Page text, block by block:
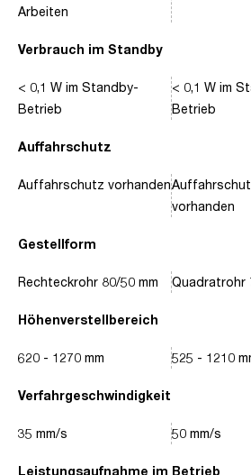
Verbrauch im Standby
Auffahrschutz
Gestellform
Höhenverstellbereich
Verfahrgeschwindigkeit
Leistungsaufnahme im Betrieb
Arbeiten
< 0,1 W im Standby-
Betrieb
Auffahrschutz vorhanden
Rechteckrohr 80/50 mm
620 - 1270 mm
35 mm/s
< 0,1 W im
Betrieb
vorhanden
Quadratrohr
525 - 1210
50 mm/s